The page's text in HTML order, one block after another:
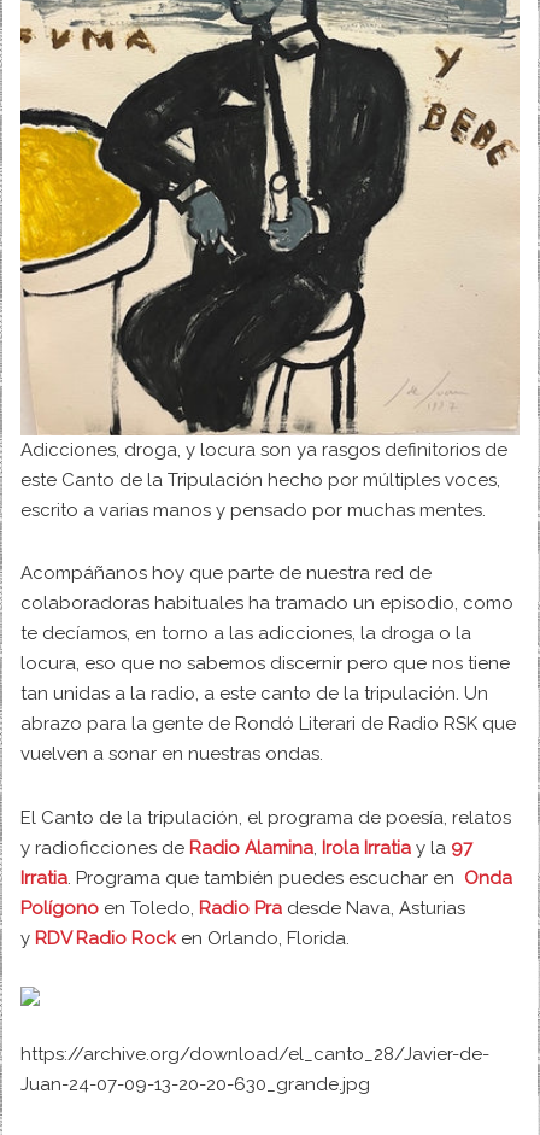
Adicciones, droga, y locura son ya rasgos definitorios de
este Canto de la Tripulación hecho por múltiples voces,
escrito a varias manos y pensado por muchas mentes.
Acompáñanos hoy que parte de nuestra red de
colaboradoras habituales ha tramado un episodio, como
te decíamos, en torno a las adicciones, la droga o la
locura, eso que no sabemos discernir pero que nos tiene
tan unidas a la radio, a este canto de la tripulación. Un
abrazo para la gente de Rondó Literari de Radio RSK que
vuelven a sonar en nuestras ondas.
El Canto de la tripulación, el programa de poesía, relatos
y radioficciones de Radio Alamina, Irola Irratia y la 97
Irratia. Programa que también puedes escuchar en Onda
Polígono en Toledo, Radio Pra desde Nava, Asturias
y RDV Radio Rocken Orlando, Florida.
https://archive.org/download/el_canto_28/Javier-de-
Juan-24-07-09-13-20-20-630_grande.jpg